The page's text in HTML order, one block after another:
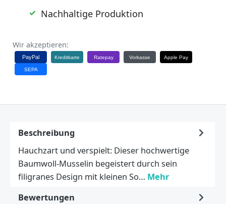
Nachhaltige Produktion
Wir akzeptieren:
PayPal Kreditkarte Ratepay Vorkasse Apple Pay
SEPA
Beschreibung
Hauchzart und verspielt: Dieser hochwertige
Baumwoll-Musselin begeistert durch sein
filigranes Design mit kleinen So… Mehr
Bewertungen